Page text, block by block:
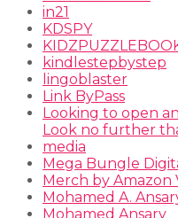
in21
KDSPY
kindlestepbystep
lingoblaster
Link ByPass
Looking to open
Look no further
media
Mega Bungle
Merch by Amazon
Mohamed A.
Mohamed Ansary